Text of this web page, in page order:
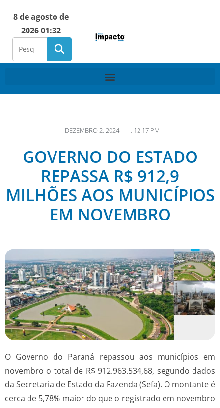
8 de agosto de
2026 01:32
DEZEMBRO 2, 2024 , 12:17 PM
GOVERNO DO ESTADO
REPASSA R$ 912,9
MILHÕES AOS MUNICÍPIOS
EM NOVEMBRO
O Governo do Paraná repassou aos municípios em
novembro o total de R$ 912.963.534,68, segundo dados
da Secretaria de Estado da Fazenda (Sefa). O montante é
cerca de 5,78% maior do que o registrado em novembro